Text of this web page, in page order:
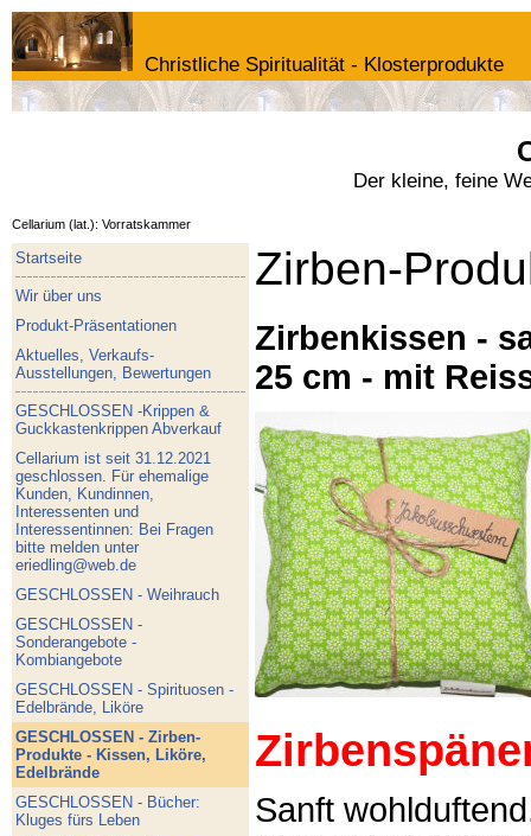
Christliche Spiritualität - Klosterprodukte
Der kleine, feine
Cellarium (lat.): Vorratskammer
Startseite
Wir über uns
Produkt-Präsentationen
Aktuelles, Verkaufs-
Ausstellungen, Bewertungen
GESCHLOSSEN -Krippen &
Guckkastenkrippen Abverkauf
Cellarium ist seit 31.12.2021
geschlossen. Für ehemalige
Kunden, Kundinnen,
Interessenten und
Interessentinnen: Bei Fragen
bitte melden unter
eriedling@web.de
GESCHLOSSEN - Weihrauch
GESCHLOSSEN -
Sonderangebote -
Kombiangebote
GESCHLOSSEN - Spirituosen -
Edelbrände, Liköre
GESCHLOSSEN - Zirben-
Produkte - Kissen, Liköre,
Edelbrände
GESCHLOSSEN - Bücher:
Kluges fürs Leben
Zirben-
Zirbenkissen -
25 cm - mit
Sanft